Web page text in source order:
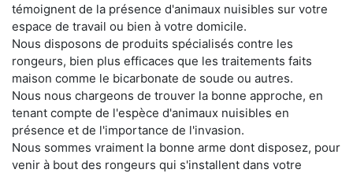
témoignent de la présence d'animaux nuisibles sur votre
espace de travail ou bien à votre domicile.
Nous disposons de produits spécialisés contre les
rongeurs, bien plus efficaces que les traitements faits
maison comme le bicarbonate de soude ou autres.
Nous nous chargeons de trouver la bonne approche, en
tenant compte de l'espèce d'animaux nuisibles en
présence et de l'importance de l'invasion.
Nous sommes vraiment la bonne arme dont disposez, pour
venir à bout des rongeurs qui s'installent dans votre